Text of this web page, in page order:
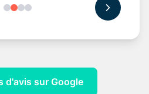
d'avis sur Google